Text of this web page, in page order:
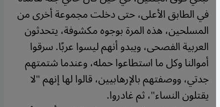
في الطابق الأعلى، حتى دخلت مجموعة أخرى من
المسلحين، هذه المرة بوجوه مكشوفة، يتحدثون
العربية الفصحى، ويبدو أنهم ليسوا عربًا. سرقوا
أموالنا وكل ما استطاعوا حمله، وعندما شتمتهم
جدتي، ووصفتهم بالإرهابيين، قالوا لها إنهم "لا
يقتلون النساء"، ثم غادروا.